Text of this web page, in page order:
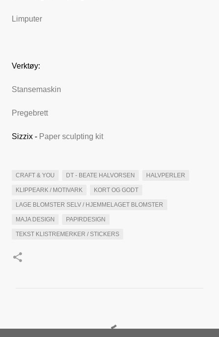
Limputer
Verktøy:
Stansemaskin
Pregebrett
Sizzix - Paper sculpting kit
CRAFT & YOU DT - BEATE HALVORSEN HALVPERLER
KLIPPEARK / MOTIVARK KORT OG GODT
LAGE BLOMSTER SELV / HJEMMELAGET BLOMSTER
MAJA DESIGN PAPIRDESIGN
TEKST KLISTREMERKER / STICKERS
m